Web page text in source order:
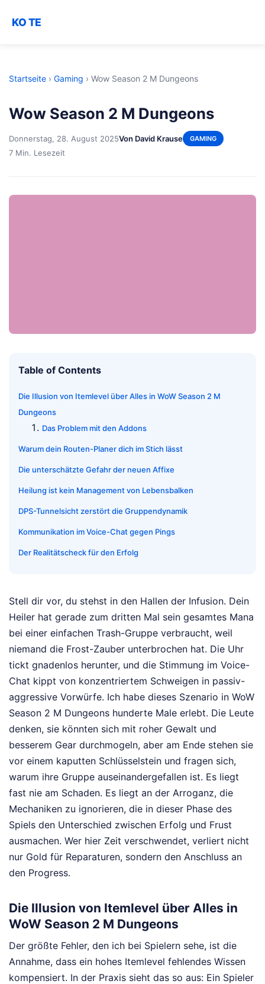
KO TE
Startseite › Gaming › Wow Season 2 M Dungeons
Wow Season 2 M Dungeons
Donnerstag, 28. August 2025Von David Krause GAMING
7 Min. Lesezeit
Table of Contents
Die Illusion von Itemlevel über Alles in WoW Season 2 M
Dungeons
Das Problem mit den Addons
Warum dein Routen-Planer dich im Stich lässt
Die unterschätzte Gefahr der neuen Affixe
Heilung ist kein Management von Lebensbalken
DPS-Tunnelsicht zerstört die Gruppendynamik
Kommunikation im Voice-Chat gegen Pings
Der Realitätscheck für den Erfolg
Stell dir vor, du stehst in den Hallen der Infusion. Dein
Heiler hat gerade zum dritten Mal sein gesamtes Mana
bei einer einfachen Trash-Gruppe verbraucht, weil
niemand die Frost-Zauber unterbrochen hat. Die Uhr
tickt gnadenlos herunter, und die Stimmung im Voice-
Chat kippt von konzentriertem Schweigen in passiv-
aggressive Vorwürfe. Ich habe dieses Szenario in WoW
Season 2 M Dungeons hunderte Male erlebt. Die Leute
denken, sie könnten sich mit roher Gewalt und
besserem Gear durchmogeln, aber am Ende stehen sie
vor einem kaputten Schlüsselstein und fragen sich,
warum ihre Gruppe auseinandergefallen ist. Es liegt
fast nie am Schaden. Es liegt an der Arroganz, die
Mechaniken zu ignorieren, die in dieser Phase des
Spiels den Unterschied zwischen Erfolg und Frust
ausmachen. Wer hier Zeit verschwendet, verliert nicht
nur Gold für Reparaturen, sondern den Anschluss an
den Progress.
Die Illusion von Itemlevel über Alles in
WoW Season 2 M Dungeons
Der größte Fehler, den ich bei Spielern sehe, ist die
Annahme, dass ein hohes Itemlevel fehlendes Wissen
kompensiert. In der Praxis sieht das so aus: Ein Spieler